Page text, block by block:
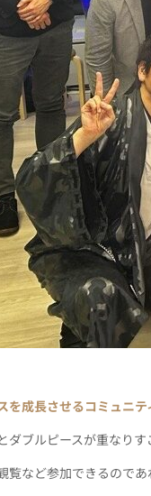
を成長させるコミュニテ
ダブルピースが重なり
覧など参加できるので